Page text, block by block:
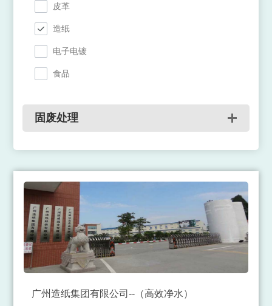
皮革
造纸
电子电镀
食品
固废处理
广州造纸集团有限公司--（高效净水）